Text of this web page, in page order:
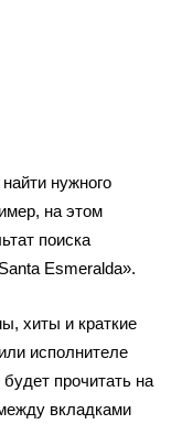
нужного
на этом
поиска
Esmeralda».
хиты и краткие
исполнителе
прочитать на
вкладками